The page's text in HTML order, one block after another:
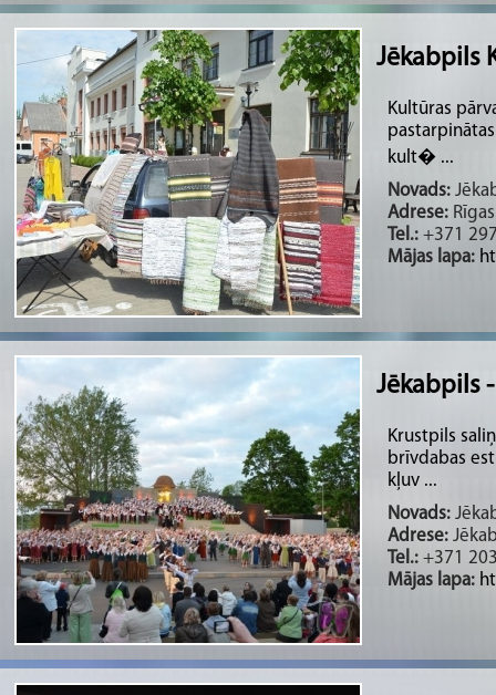
Jēkabpils
Kultūras
kult� ...
Novads:
Adrese:
Tel.: +371
Mājas lapa:
Jēkabpils
Krustpils
brīvdabas
kļuv ...
Novads:
Adrese:
Tel.: +371
Mājas lapa: